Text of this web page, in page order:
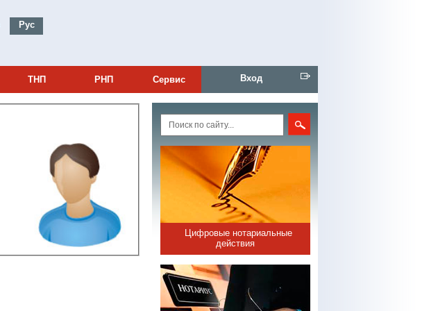
Рус
ТНП РНП Сервис Вход
Цифровые нотариальные
действия